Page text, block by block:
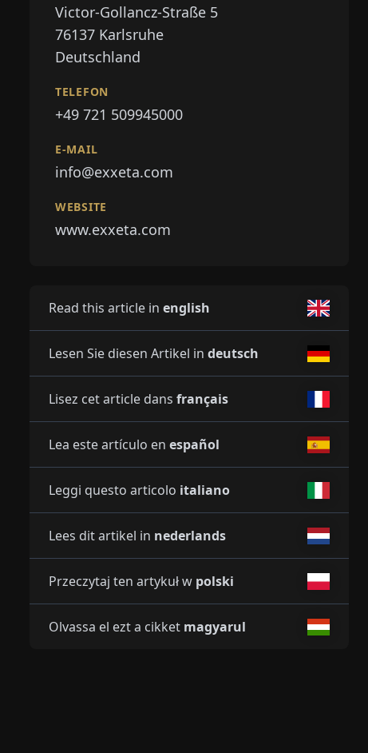
Victor-Gollancz-Straße 5
76137 Karlsruhe
Deutschland
TELEFON
+49 721 509945000
E-MAIL
info@exxeta.com
WEBSITE
www.exxeta.com
Read this article in english
Lesen Sie diesen Artikel in deutsch
Lisez cet article dans français
Lea este artículo en español
Leggi questo articolo italiano
Lees dit artikel in nederlands
Przeczytaj ten artykuł w polski
Olvassa el ezt a cikket magyarul